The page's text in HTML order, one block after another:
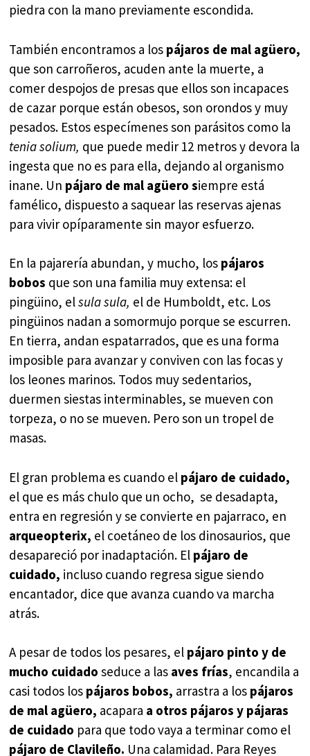
piedra con la mano previamente escondida.
También encontramos a los pájaros de mal agüero,
que son carroñeros, acuden ante la muerte, a
comer despojos de presas que ellos son incapaces
de cazar porque están obesos, son orondos y muy
pesados. Estos especímenes son parásitos como la
tenia solium, que puede medir 12 metros y devora la
ingesta que no es para ella, dejando al organismo
inane. Un pájaro de mal agüero siempre está
famélico, dispuesto a saquear las reservas ajenas
para vivir opíparamente sin mayor esfuerzo.
En la pajarería abundan, y mucho, los pájaros
bobos que son una familia muy extensa: el
pingüino, elsula sula, el de Humboldt, etc. Los
pingüinos nadan a somormujo porque se escurren.
En tierra, andan espatarrados, que es una forma
imposible para avanzar y conviven con las focas y
los leones marinos. Todos muy sedentarios,
duermen siestas interminables, se mueven con
torpeza, o no se mueven. Pero son un tropel de
masas.
El gran problema es cuando el pájaro de cuidado,
el que es más chulo que un ocho, se desadapta,
entra en regresión y se convierte en pajarraco, en
arqueopterix, el coetáneo de los dinosaurios, que
desapareció por inadaptación. El pájaro de
cuidado, incluso cuando regresa sigue siendo
encantador, dice que avanza cuando va marcha
atrás.
A pesar de todos los pesares, el pájaro pinto y de
mucho cuidadoseduce a las aves frías, encandila a
casi todos los pájaros bobos, arrastra a los pájaros
de mal agüero, acapara a otros pájaros y pájaras
de cuidado para que todo vaya a terminar como el
pájaro de Clavileño. Una calamidad. Para Reyes